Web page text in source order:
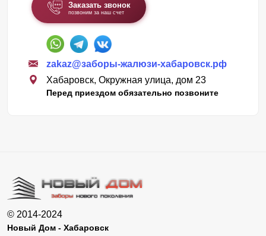
Заказать звонок
позвоним за наш счет
zakaz@заборы-жалюзи-хабаровск.рф
Хабаровск, Окружная улица, дом 23
Перед приездом обязательно позвоните
© 2014-2024
Новый Дом - Хабаровск